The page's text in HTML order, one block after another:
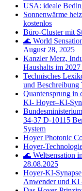
USA: ideale
Sonnenwärme
kostenlos
Büro‑Cluster mit
🌊 World
August 28, 2025
Kanzler Merz,
Haushalts im
Technisches
und
Quantensprung in
KI- Hoyer–KI-
34-37 D-10115
System
Hoyer Photonic
Hoyer-
🌊 Weltsensation
28.08.2025
Hoyer-KI-
Anwender und KI